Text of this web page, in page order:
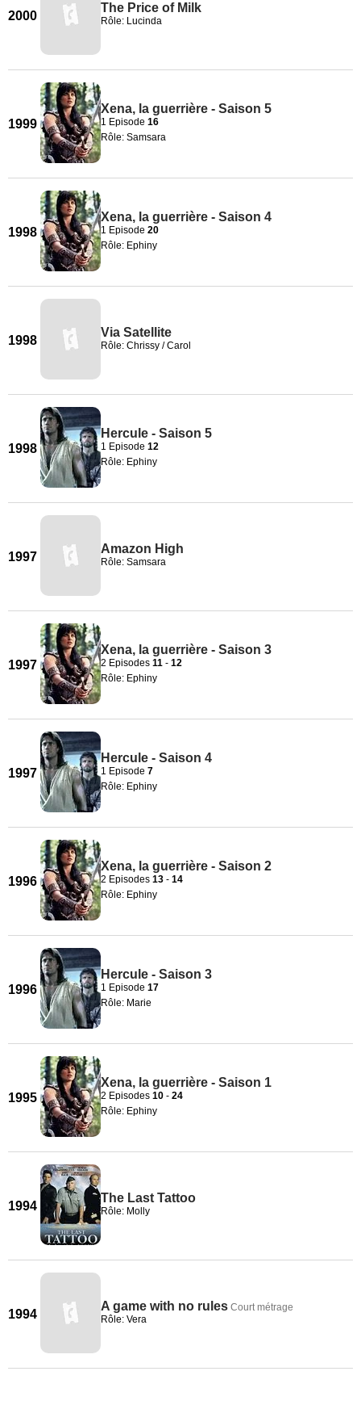
2000
The Price of Milk
Rôle: Lucinda
1999
Xena, la guerrière - Saison 5
1 Episode 16
Rôle: Samsara
1998
Xena, la guerrière - Saison 4
1 Episode 20
Rôle: Ephiny
1998
Via Satellite
Rôle: Chrissy / Carol
1998
Hercule - Saison 5
1 Episode 12
Rôle: Ephiny
1997
Amazon High
Rôle: Samsara
1997
Xena, la guerrière - Saison 3
2 Episodes 11 - 12
Rôle: Ephiny
1997
Hercule - Saison 4
1 Episode 7
Rôle: Ephiny
1996
Xena, la guerrière - Saison 2
2 Episodes 13 - 14
Rôle: Ephiny
1996
Hercule - Saison 3
1 Episode 17
Rôle: Marie
1995
Xena, la guerrière - Saison 1
2 Episodes 10 - 24
Rôle: Ephiny
1994
The Last Tattoo
Rôle: Molly
1994
A game with no rules Court métrage
Rôle: Vera